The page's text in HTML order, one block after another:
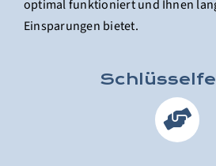
optimal funktioniert und Ihnen
Einsparungen bietet.